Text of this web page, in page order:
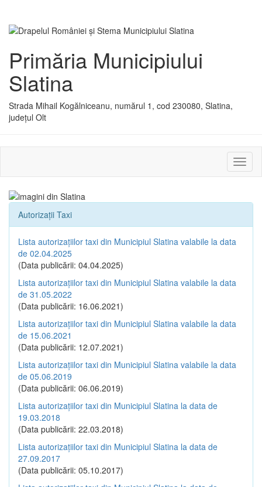
Primăria Municipiului
Slatina
Strada Mihail Kogălniceanu, numărul 1, cod 230080, Slatina,
județul Olt
sau
Autorizații Taxi
Lista autorizațiilor taxi din Municipiul Slatina valabile la data
de 02.04.2025
(Data publicării: 04.04.2025)
Lista autorizațiilor taxi din Municipiul Slatina valabile la data
de 31.05.2022
(Data publicării: 16.06.2021)
Lista autorizațiilor taxi din Municipiul Slatina valabile la data
de 15.06.2021
(Data publicării: 12.07.2021)
Lista autorizațiilor taxi din Municipiul Slatina valabile la data
de 05.06.2019
(Data publicării: 06.06.2019)
Lista autorizațiilor taxi din Municipiul Slatina la data de
19.03.2018
(Data publicării: 22.03.2018)
Lista autorizațiilor taxi din Municipiul Slatina la data de
27.09.2017
(Data publicării: 05.10.2017)